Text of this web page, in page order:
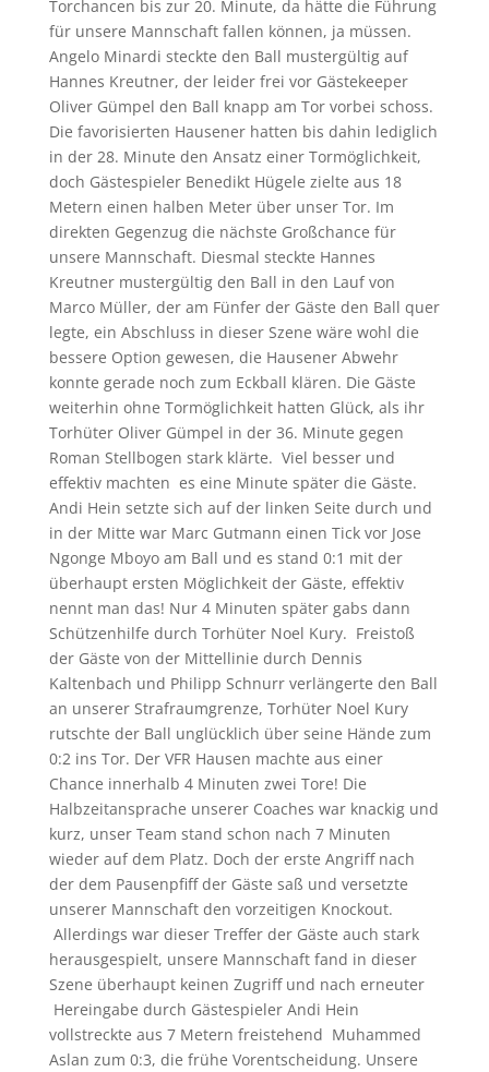
Torchancen bis zur 20. Minute, da hätte die Führung
für unsere Mannschaft fallen können, ja müssen.
Angelo Minardi steckte den Ball mustergültig auf
Hannes Kreutner, der leider frei vor Gästekeeper
Oliver Gümpel den Ball knapp am Tor vorbei schoss.
Die favorisierten Hausener hatten bis dahin lediglich
in der 28. Minute den Ansatz einer Tormöglichkeit,
doch Gästespieler Benedikt Hügele zielte aus 18
Metern einen halben Meter über unser Tor. Im
direkten Gegenzug die nächste Großchance für
unsere Mannschaft. Diesmal steckte Hannes
Kreutner mustergültig den Ball in den Lauf von
Marco Müller, der am Fünfer der Gäste den Ball quer
legte, ein Abschluss in dieser Szene wäre wohl die
bessere Option gewesen, die Hausener Abwehr
konnte gerade noch zum Eckball klären. Die Gäste
weiterhin ohne Tormöglichkeit hatten Glück, als ihr
Torhüter Oliver Gümpel in der 36. Minute gegen
Roman Stellbogen stark klärte. Viel besser und
effektiv machten es eine Minute später die Gäste.
Andi Hein setzte sich auf der linken Seite durch und
in der Mitte war Marc Gutmann einen Tick vor Jose
Ngonge Mboyo am Ball und es stand 0:1 mit der
überhaupt ersten Möglichkeit der Gäste, effektiv
nennt man das! Nur 4 Minuten später gabs dann
Schützenhilfe durch Torhüter Noel Kury. Freistoß
der Gäste von der Mittellinie durch Dennis
Kaltenbach und Philipp Schnurr verlängerte den Ball
an unserer Strafraumgrenze, Torhüter Noel Kury
rutschte der Ball unglücklich über seine Hände zum
0:2 ins Tor. Der VFR Hausen machte aus einer
Chance innerhalb 4 Minuten zwei Tore! Die
Halbzeitansprache unserer Coaches war knackig und
kurz, unser Team stand schon nach 7 Minuten
wieder auf dem Platz. Doch der erste Angriff nach
der dem Pausenpfiff der Gäste saß und versetzte
unserer Mannschaft den vorzeitigen Knockout.
Allerdings war dieser Treffer der Gäste auch stark
herausgespielt, unsere Mannschaft fand in dieser
Szene überhaupt keinen Zugriff und nach erneuter
Hereingabe durch Gästespieler Andi Hein
vollstreckte aus 7 Metern freistehend Muhammed
Aslan zum 0:3, die frühe Vorentscheidung. Unsere